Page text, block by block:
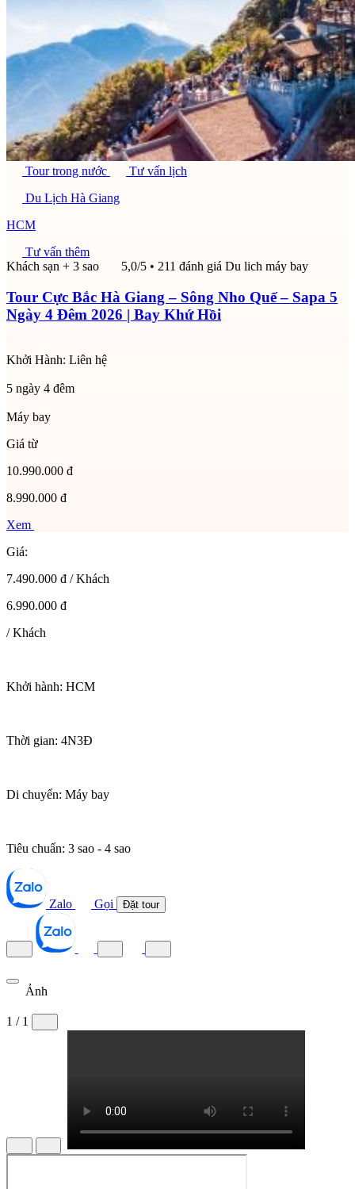
Tour trong nước
Tư vấn lịch
Du Lịch Hà Giang
HCM
Tư vấn thêm
Khách sạn + 3 sao
5,0/5 • 211 đánh giá Du lich máy bay
Tour Cực Bắc Hà Giang – Sông Nho Quế – Sapa 5
Ngày 4 Đêm 2026 | Bay Khứ Hồi
Khởi Hành: Liên hệ
5 ngày 4 đêm
Máy bay
Giá từ
10.990.000 đ
8.990.000 đ
Xem
Giá:
7.490.000 đ / Khách
6.990.000 đ
/ Khách
Khởi hành: HCM
Thời gian: 4N3Đ
Di chuyển: Máy bay
Tiêu chuẩn: 3 sao - 4 sao
Zalo Gọi Đặt tour
Ảnh
1 / 1